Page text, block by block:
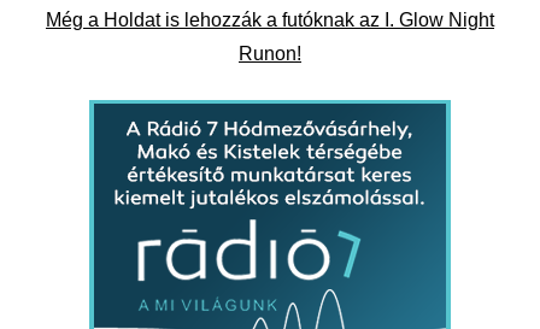
Még a Holdat is lehozzák a futóknak az I. Glow Night
Runon!